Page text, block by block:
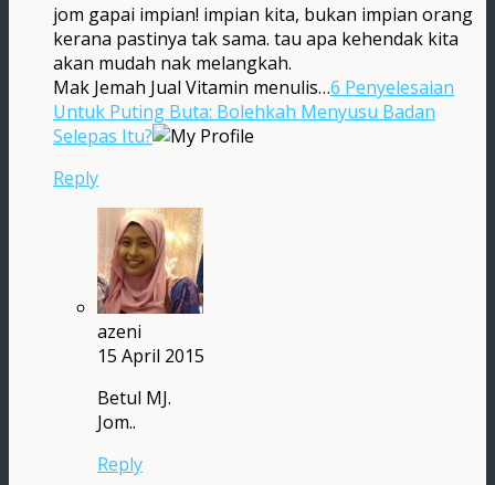
jom gapai impian! impian kita, bukan impian orang
kerana pastinya tak sama. tau apa kehendak kita
akan mudah nak melangkah.
Mak Jemah Jual Vitamin menulis…6 Penyelesaian
Untuk Puting Buta: Bolehkah Menyusu Badan
Selepas Itu?
Reply
azeni
15 April 2015
Betul MJ.
Jom..
Reply